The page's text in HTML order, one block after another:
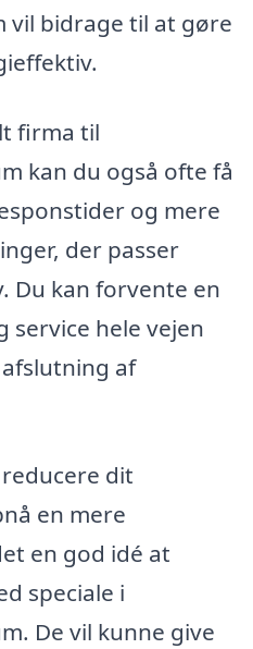
vil bidrage til at gøre
firma til
kan du også ofte få
og mere
der passer
Du kan forvente en
service hele vejen
af
dit
en mere
en god idé at
speciale i
De vil kunne give